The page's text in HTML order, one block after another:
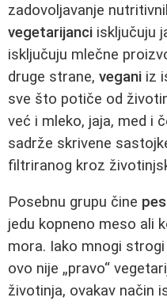
zadovoljavanje
vegetarijanci isključuju
isključuju mlečne
druge strane, vegani iz
sve što potiče od
već i mleko, jaja, med i
sadrže skrivene
filtriranog kroz
Posebnu grupu čine
jedu kopneno meso ali
mora. Iako mnogi
ovo nije „pravo“
životinja, ovakav način